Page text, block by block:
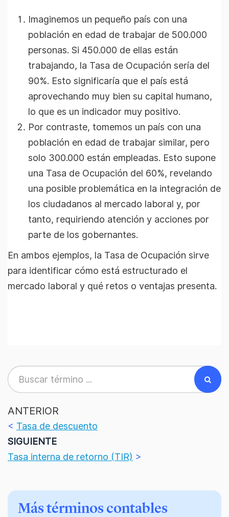
Imaginemos un pequeño país con una
población en edad de trabajar de 500.000
personas. Si 450.000 de ellas están
trabajando, la Tasa de Ocupación sería del
90%. Esto significaría que el país está
aprovechando muy bien su capital humano,
lo que es un indicador muy positivo.
Por contraste, tomemos un país con una
población en edad de trabajar similar, pero
solo 300.000 están empleadas. Esto supone
una Tasa de Ocupación del 60%, revelando
una posible problemática en la integración de
los ciudadanos al mercado laboral y, por
tanto, requiriendo atención y acciones por
parte de los gobernantes.
En ambos ejemplos, la Tasa de Ocupación sirve
para identificar cómo está estructurado el
mercado laboral y qué retos o ventajas presenta.
ANTERIOR
< Tasa de descuento
SIGUIENTE
Tasa interna de retorno (TIR) >
Más términos contables